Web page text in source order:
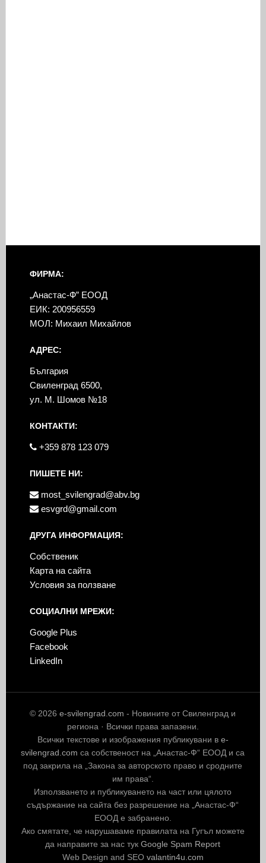
ФИРМА:
„Анастас-Ф” ЕООД
ЕИК: 200956559
МОЛ: Михаил Михайлов
АДРЕС:
България
Свиленград 6500,
ул. М. Шомов №18
КОНТАКТИ:
+359 878 123 079
ПИШЕТЕ НИ:
most_svilengrad@abv.bg
esvgrd@gmail.com
ДРУГА ИНФОРМАЦИЯ:
Собственик
Карта на сайта
Условия за ползване
СОЦИАЛНИ МРЕЖИ:
Google Plus
Facebook
LinkedIn
© 2026e-svilengrad.com - Новините от Свиленград и
региона · Всички права запазени.
Всички текстове и изображения публикувани в e-
svilengrad.com са собственост на „Анастас-Ф“ ЕООД и са
под закрила на „Закона за авторското право и сродните
им права“.
Използването и публикуването на част или цялото
съдържание на сайта без разрешение на „Анастас-Ф“
ЕООД е забранено.
Ако смятате, че нарушаваме правилата на Гугъл можете
да направите за нас тукGoogle Spam Report
Web Design and SEO valantin4u.com